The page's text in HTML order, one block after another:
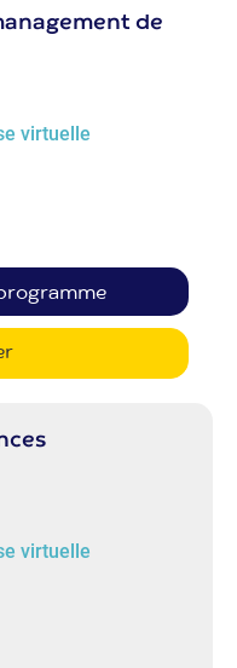
de
virtuelle
virtuelle